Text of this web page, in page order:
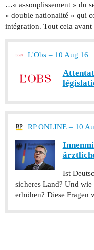
…« assouplissement » du
« double nationalité » qui
intégration. Tout cela avant
L'Obs – 10 Aug 16
RP ONLINE – 10
Ist
sicheres Land? Und
erhöhen? Diese Fragen